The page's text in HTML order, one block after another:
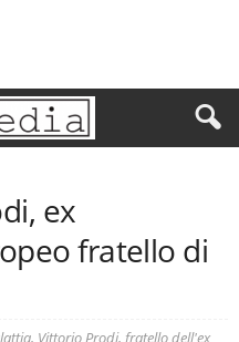
ex
fratello di
Vittorio Prodi, fratello dell'ex